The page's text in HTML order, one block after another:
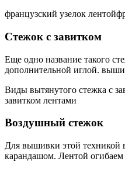
французский узелок
Стежок с завитком
Еще одно название такого
дополнительной иглой.
Виды вытянутого стежка с
завитком лентами
Воздушный стежок
Для вышивки этой техникой
карандашом. Лентой